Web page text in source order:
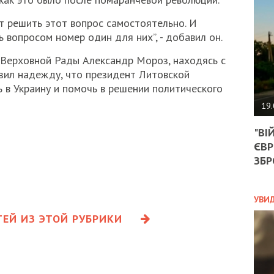
решить этот вопрос самостоятельно. И
номер один для них”, - добавил он.
Рады Александр Мороз, находясь с
надежду, что президент Литовской
Украину и помочь в решении политического
ИЗ ЭТОЙ РУБРИКИ
НА